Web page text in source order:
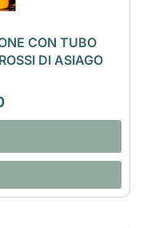
CON TUBO
DI ASIAGO